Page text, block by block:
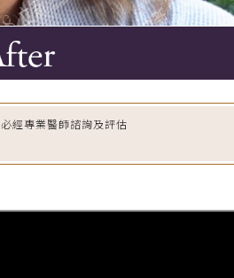
經專業醫師諮詢及評估